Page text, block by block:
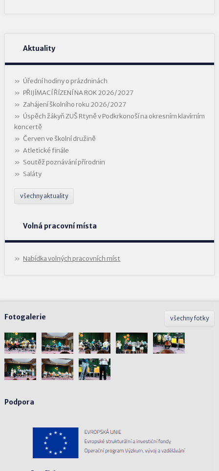
Aktuality
Úřední hodiny o prázdninách
PŘIJÍMACÍ ŘÍZENÍ NA ROK 2026/2027
Zahájení školního roku 2026/2027
Úspěch žákyň ZUŠ Rtyně v Podkrkonoší na okresním klavírním
koncertě
Červen ve školní družině
Atletické finále
Soutěž poznávání přírodnin
Saláty
všechny aktuality
Volná pracovní místa
Nabídka volných pracovních míst
všechny fotky
Fotogalerie
Podpora